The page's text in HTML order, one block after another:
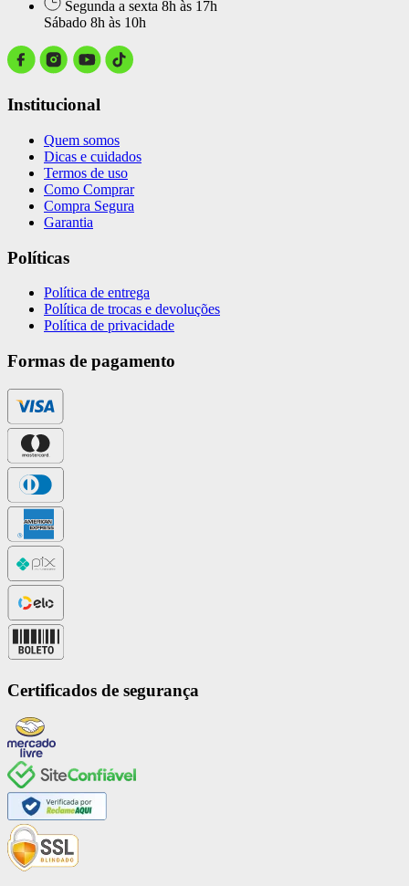
Segunda a sexta 8h às 17h
Sábado 8h às 10h
Institucional
Quem somos
Dicas e cuidados
Termos de uso
Como Comprar
Compra Segura
Garantia
Políticas
Política de entrega
Política de trocas e devoluções
Política de privacidade
Formas de pagamento
Certificados de segurança